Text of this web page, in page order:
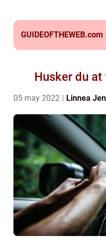
GUIDEOFTHEWEB.com
Husker du
05 may 2022 Linnea